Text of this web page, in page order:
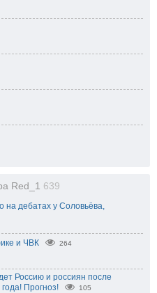
Red_1 639
на дебатах у Соловьёва,
и ЧВК 264
Россию и россиян после
Прогноз!
105